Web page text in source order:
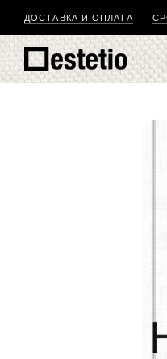
ДОСТАВКА И ОПЛАТА